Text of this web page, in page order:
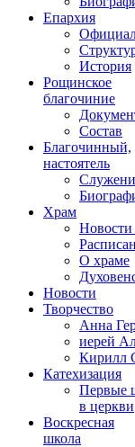
Епархия
История
Рощинское
благочиние
Состав
Благочинный,
настоятель
Храм
Новости
О храме
Новости
Творчество
Анна
иерей
Кирилл
Катехизация
Первые
в церкви
Воскресная
школа